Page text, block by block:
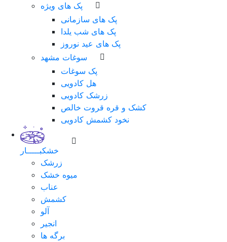
پک های ویژه
پک های سازمانی
پک های شب یلدا
پک های عید نوروز
سوغات مشهد
پک سوغات
هل کادویی
زرشک کادویی
کشک و قره قروت خالص
نخود کشمش کادویی
خشکبـــــار
زرشک
میوه خشک
عناب
کشمش
آلو
انجیر
برگه ها